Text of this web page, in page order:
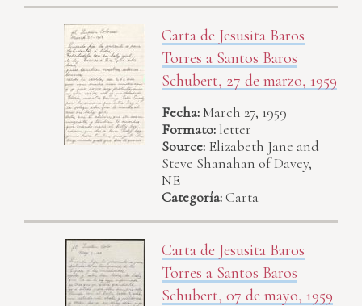
Carta de Jesusita Baros
Torres a Santos Baros
Schubert, 27 de marzo, 1959
Fecha:March 27, 1959
Formato: letter
Source: Elizabeth Jane and
Steve Shanahan of Davey,
NE
Categoría:Carta
Carta de Jesusita Baros
Torres a Santos Baros
Schubert, 07 de mayo, 1959